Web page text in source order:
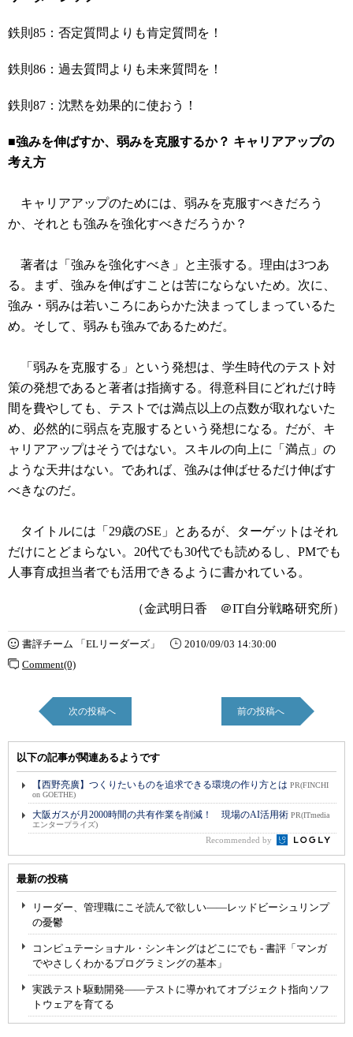
鉄則85：否定質問よりも肯定質問を！
鉄則86：過去質問よりも未来質問を！
鉄則87：沈黙を効果的に使おう！
■強みを伸ばすか、弱みを克服するか？ キャリアアップの
考え方
キャリアアップのためには、弱みを克服すべきだろう
か、それとも強みを強化すべきだろうか？
著者は「強みを強化すべき」と主張する。理由は3つあ
る。まず、強みを伸ばすことは苦にならないため。次に、
強み・弱みは若いころにあらかた決まってしまっているた
め。そして、弱みも強みであるためだ。
「弱みを克服する」という発想は、学生時代のテスト対
策の発想であると著者は指摘する。得意科目にどれだけ時
間を費やしても、テストでは満点以上の点数が取れないた
め、必然的に弱点を克服するという発想になる。だが、キ
ャリアアップはそうではない。スキルの向上に「満点」の
ような天井はない。であれば、強みは伸ばせるだけ伸ばす
べきなのだ。
タイトルには「29歳のSE」とあるが、ターゲットはそれ
だけにとどまらない。20代でも30代でも読めるし、PMでも
人事育成担当者でも活用できるように書かれている。
（金武明日香 ＠IT自分戦略研究所）
書評チーム 「ELリーダーズ」
2010/09/03 14:30:00
Comment(0)
次の投稿へ 前の投稿へ
以下の記事が関連あるようです
【西野亮廣】つくりたいものを追求できる環境の作り方とは PR(FINCHI
on GOETHE)
大阪ガスが月2000時間の共有作業を削減！ 現場のAI活用術 PR(ITmedia
エンタープライズ)
Recommended by
最新の投稿
リーダー、管理職にこそ読んで欲しい――レッドビーシュリンプ
の憂鬱
コンピュテーショナル・シンキングはどこにでも - 書評「マンガ
でやさしくわかるプログラミングの基本」
実践テスト駆動開発――テストに導かれてオブジェクト指向ソフ
トウェアを育てる